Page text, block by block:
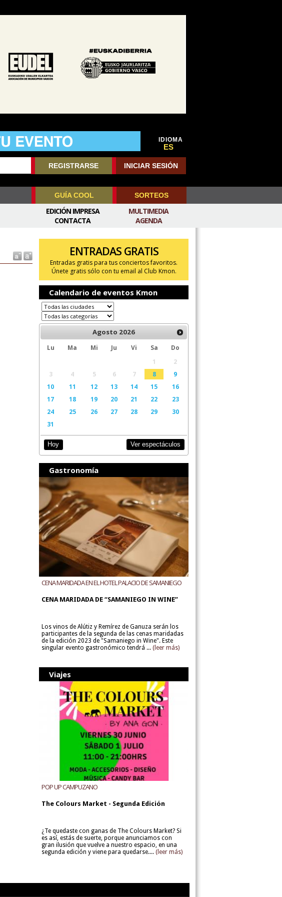
IDIOMA
ES
REGISTRARSE INICIAR SESIÓN
GUÍA COOL SORTEOS
MULTIMEDIA
AGENDA
EDICIÓN IMPRESA
CONTACTA
ENTRADAS GRATIS
Entradas gratis para tus conciertos favoritos.
Únete gratis sólo con tu email al Club Kmon.
Calendario de eventos Kmon
Agosto 2026
Lu Ma Mi Ju Vi Sa
Do
1
2
3
4 5 6 7 8
9
10
11 12 13 14 15
16
17
18 19 20 21 22
23
24
25 26 27 28 29
30
31
Hoy Ver espectáculos
Gastronomía
CENA MARIDADA EN EL HOTEL PALACIO DE SAMANIEGO
CENA MARIDADA DE “SAMANIEGO IN WINE”
Los vinos de Alútiz y Remírez de Ganuza serán los
participantes de la segunda de las cenas maridadas
de la edición 2023 de "Samaniego in Wine". Este
singular evento gastronómico tendrá ... (leer más)
Viajes
POP UP CAMPUZANO
The Colours Market - Segunda Edición
¿Te quedaste con ganas de The Colours Market? Si
es así, estás de suerte, porque anunciamos con
gran ilusión que vuelve a nuestro espacio, en una
segunda edición y viene para quedarse.... (leer más)